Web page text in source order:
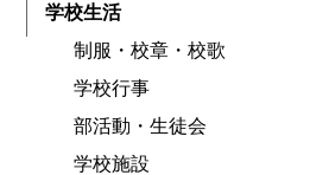
学校生活
制服・校章・校歌
学校行事
部活動・生徒会
学校施設